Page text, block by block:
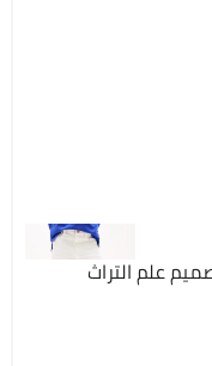
علم التراث